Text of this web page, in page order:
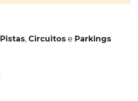
Pistas, Circuitos e Parkings